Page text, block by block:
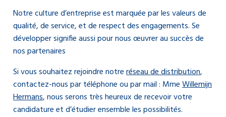
Notre culture d’entreprise est marquée par les valeurs de
qualité, de service, et de respect des engagements. Se
développer signifie aussi pour nous œuvrer au succès de
nos partenaires
Si vous souhaitez rejoindre notreréseau de distribution,
contactez-nous par téléphone ou par mail : MmeWillemijn
Hermans, nous serons très heureux de recevoir votre
candidature et d’étudier ensemble les possibilités.